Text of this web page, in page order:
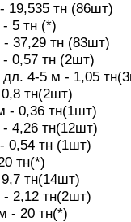
19,535 тн (86шт)
5 тн (*)
37,29 тн (83шт)
0,57 тн (2шт)
4-5 м - 1,05
тн(2шт)
- 0,36 тн(1шт)
4,26 тн(12шт)
0,54 тн (1шт)
тн(*)
тн(14шт)
2,12 тн(2шт)
- 20 тн(*)